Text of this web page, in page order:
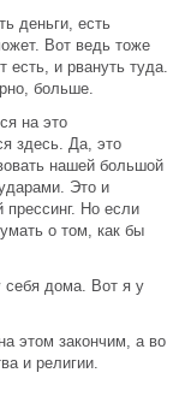
деньги, есть
Вот ведь тоже
есть, и рвануть туда.
больше.
на это
здесь. Да, это
нашей большой
Это и
прессинг. Но если
о том, как бы
себя дома. Вот я у
этом закончим, а во
и религии.